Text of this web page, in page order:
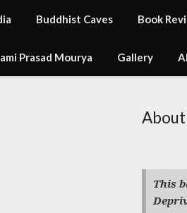
Buddhist Caves Book
Prasad Mourya Gallery
About
This